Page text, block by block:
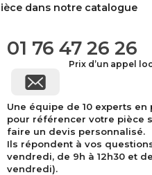
dans notre catalogue
01 76 47 26 26
Prix d’un appel
Une équipe de 10 experts
pour référencer votre pièce
faire un devis personnalisé.
Ils répondent à vos
vendredi, de 9h à 12h30 et de
vendredi).